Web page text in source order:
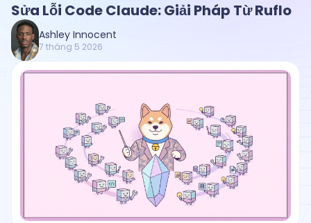
Sửa Lỗi Code Claude: Giải Pháp Từ Ruflo
Ashley Innocent
7 tháng 5 2026